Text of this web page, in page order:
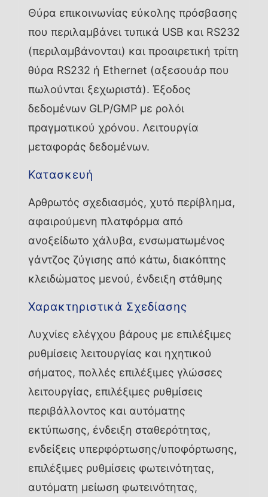
Θύρα επικοινωνίας εύκολης πρόσβασης
που περιλαμβάνει τυπικά USB και RS232
(περιλαμβάνονται) και προαιρετική τρίτη
θύρα RS232 ή Ethernet (αξεσουάρ που
πωλούνται ξεχωριστά). Έξοδος
δεδομένων GLP/GMP με ρολόι
πραγματικού χρόνου. Λειτουργία
μεταφοράς δεδομένων.
Κατασκευή
Αρθρωτός σχεδιασμός, χυτό περίβλημα,
αφαιρούμενη πλατφόρμα από
ανοξείδωτο χάλυβα, ενσωματωμένος
γάντζος ζύγισης από κάτω, διακόπτης
κλειδώματος μενού, ένδειξη στάθμης
Χαρακτηριστικά Σχεδίασης
Λυχνίες ελέγχου βάρους με επιλέξιμες
ρυθμίσεις λειτουργίας και ηχητικού
σήματος, πολλές επιλέξιμες γλώσσες
λειτουργίας, επιλέξιμες ρυθμίσεις
περιβάλλοντος και αυτόματης
εκτύπωσης, ένδειξη σταθερότητας,
ενδείξεις υπερφόρτωσης/υποφόρτωσης,
επιλέξιμες ρυθμίσεις φωτεινότητας,
αυτόματη μείωση φωτεινότητας,